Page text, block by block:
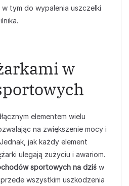
tym do wypalenia uszczelki
w
elementem wielu
na zwiększenie mocy i
jak każdy element
ulegają zużyciu i awariom.
sportowych na dziś w
wszystkim uszkodzenia